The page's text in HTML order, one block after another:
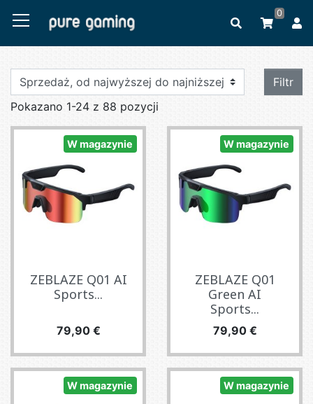
0
Filtr
Pokazano 1-24 z 88 pozycji
W magazynie
ZEBLAZE Q01 AI
Sports...
Cena
79,90 €
W magazynie
ZEBLAZE Q01
Green AI
Sports...
Cena
79,90 €
W magazynie W magazynie